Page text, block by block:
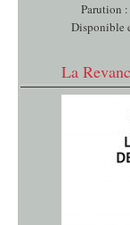
Parution
Disponible
La